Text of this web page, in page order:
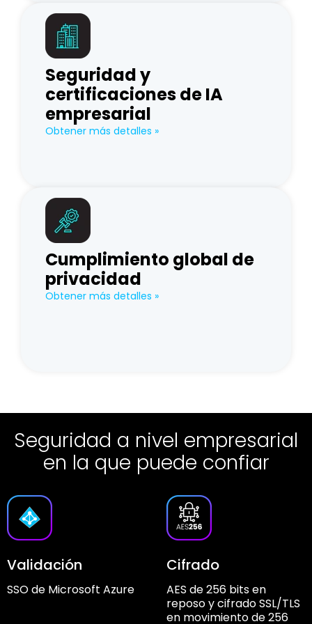
Seguridad y
certificaciones de IA
empresarial
Obtener más detalles »
Cumplimiento global de
privacidad
Obtener más detalles »
Seguridad a nivel empresarial
en la que puede confiar
Validación
SSO de Microsoft Azure
Cifrado
AES de 256 bits en
reposo y cifrado SSL/TLS
en movimiento de 256